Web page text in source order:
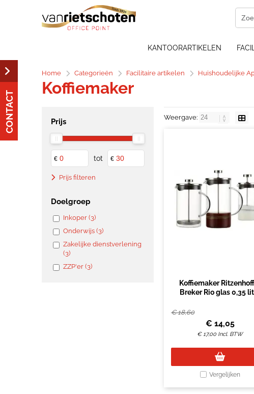
KANTOORARTIKELEN
Home Categorieën Facilitaire artikelen Huishoudelijke
Koffiemaker
Prijs
€ tot €
Prijs filteren
Doelgroep
Inkoper (3)
Onderwijs (3)
Zakelijke dienstverlening
(3)
ZZP'er (3)
Weergave:
Koffiemaker
Breker Rio glas 0,35
€18,60
€ 14,05
€17,00 Incl. BTW
Vergelijken
CONTACT